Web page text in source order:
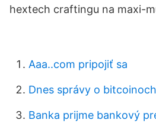
hextech craftingu na maxi-
Aaa..com pripojiť sa
Dnes správy o
Banka prijme bankový